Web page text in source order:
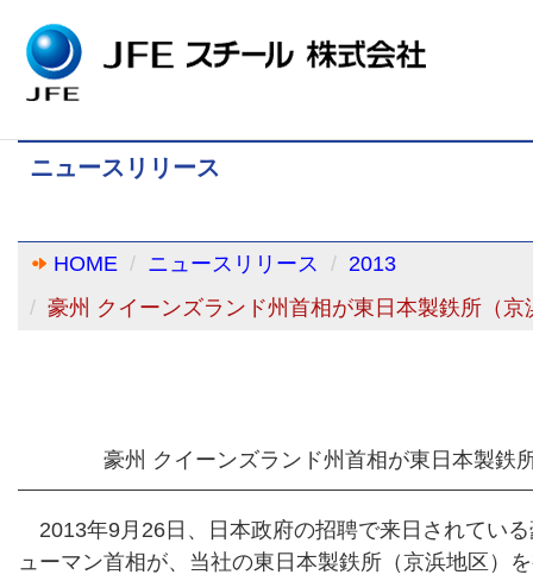
ニュースリリース
HOME ニュースリリース
2013
豪州 クイーンズランド州首相が東日本製鉄所（京
豪州 クイーンズランド州首相が東日本製鉄
2013年9月26日、日本政府の招聘で来日されてい
ューマン首相が、当社の東日本製鉄所（京浜地区）